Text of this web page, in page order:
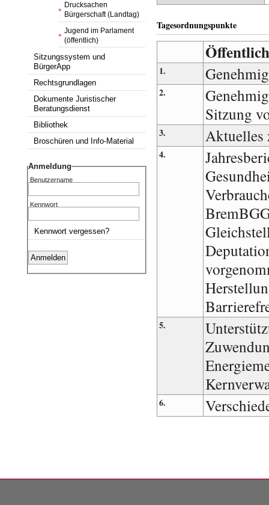
Drucksachen
Bürgerschaft (Landtag)
Jugend im Parlament
(öffentlich)
Sitzungssystem und
BürgerApp
Rechtsgrundlagen
Dokumente Juristischer
Beratungsdienst
Bibliothek
Broschüren und Info-Material
Anmeldung
Benutzername
Kennwort
Kennwort vergessen?
Tagesordnungspunkte
1.
2.
Sitzung
3. Aktuelles
4.
5.
6.